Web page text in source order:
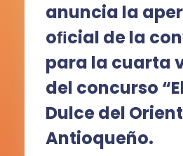
anuncia la
oﬁcial de la
para la cuarta
del concurso
Dulce del
Antioqueño.